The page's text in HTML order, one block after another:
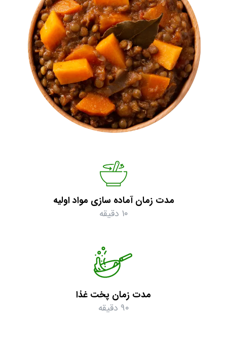
مدت زمان آماده سازی مواد اولیه
۱۰ دقیقه
مدت زمان پخت غذا
۹۰ دقیقه